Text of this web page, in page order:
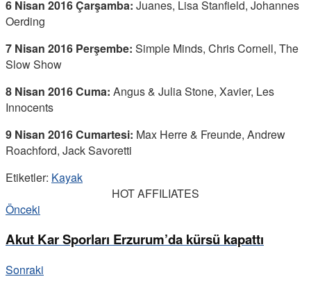
6 Nisan 2016 Çarşamba: Juanes, Lisa Stanfield, Johannes
Oerding
7 Nisan 2016 Perşembe: Simple Minds, Chris Cornell, The
Slow Show
8 Nisan 2016 Cuma: Angus & Julia Stone, Xavier, Les
Innocents
9 Nisan 2016 Cumartesi: Max Herre & Freunde, Andrew
Roachford, Jack Savoretti
Etiketler: Kayak
HOT AFFILIATES
Önceki
Akut Kar Sporları Erzurum’da kürsü kapattı
Sonraki